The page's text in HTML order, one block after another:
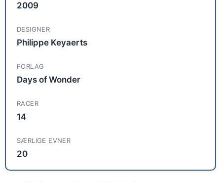
2009
DESIGNER
Philippe Keyaerts
FORLAG
Days of Wonder
RACER
14
SÆRLIGE EVNER
20